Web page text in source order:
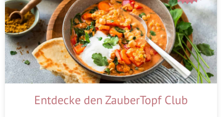
Entdecke den ZauberTopf Club